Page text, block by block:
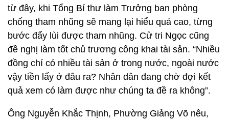
từ đây, khi Tổng Bí thư làm Trưởng ban phòng
chống tham nhũng sẽ mang lại hiểu quả cao, từng
bước đẩy lùi được tham nhũng. Cử tri Ngọc cũng
đề nghị làm tốt chủ trương công khai tài sản. “Nhiều
đồng chí có nhiều tài sản ở trong nước, ngoài nước
vậy tiền lấy ở đâu ra? Nhân dân đang chờ đợi kết
quả xem có làm được như chúng ta đề ra không”.
Ông Nguyễn Khắc Thịnh, Phường Giảng Võ nêu,